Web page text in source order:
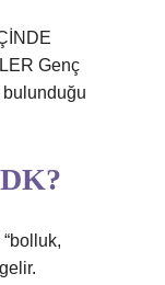
Genç
bulunduğu